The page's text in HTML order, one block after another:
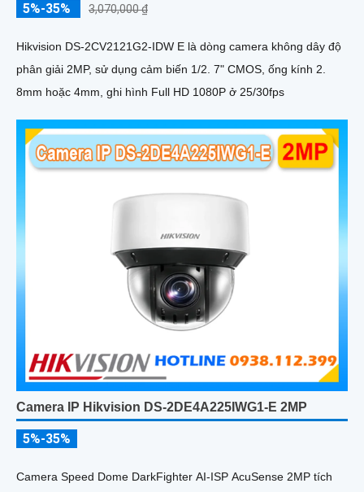
5%-35% 3,070,000 ₫
Hikvision DS-2CV2121G2-IDW E là dòng camera không dây độ
phân giải 2MP, sử dụng cảm biến 1/2. 7" CMOS, ống kính 2.
8mm hoặc 4mm, ghi hình Full HD 1080P ở 25/30fps
Camera IP Hikvision DS-2DE4A225IWG1-E 2MP
5%-35%
Camera Speed Dome DarkFighter AI-ISP AcuSense 2MP tích